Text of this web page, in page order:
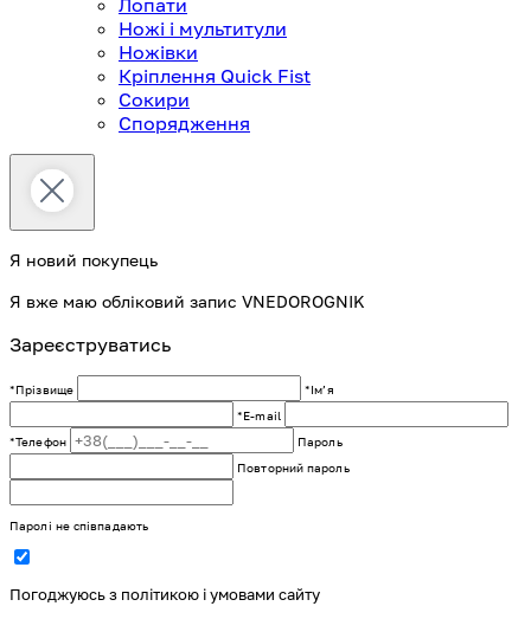
Ножі і мультитули
Ножівки
Кріплення Quick Fist
Сокири
Спорядження
Я новий покупець
Я вже маю обліковий запис VNEDOROGNIK
Зареєструватись
*Прізвище
*Імʼя
*E-mail
*Телефон
Пароль
Повторний пароль
Паролі не співпадають
Погоджуюсь з політикою і умовами сайту